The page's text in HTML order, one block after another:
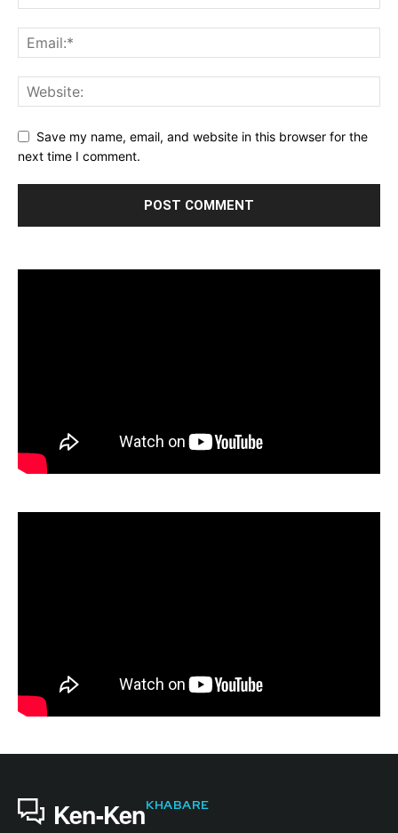
Save my name, email, and website in this browser for the
next time I comment.
Ken-KenKHABARE